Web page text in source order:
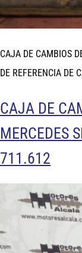
CAJA DE CAMBIOS
DE REFERENCIA DE
CAJA DE
MERCEDES
711.612